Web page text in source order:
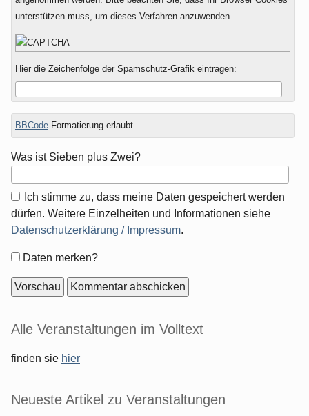
unterstützen muss, um dieses Verfahren anzuwenden.
Hier die Zeichenfolge der Spamschutz-Grafik eintragen:
BBCode-Formatierung erlaubt
Was ist Sieben plus Zwei?
Ich stimme zu, dass meine Daten gespeichert werden
dürfen. Weitere Einzelheiten und Informationen siehe
Datenschutzerklärung / Impressum.
Formular-
Daten merken?
Seitenleiste
Alle Veranstaltungen im Volltext
finden sie hier
Neueste Artikel zu Veranstaltungen